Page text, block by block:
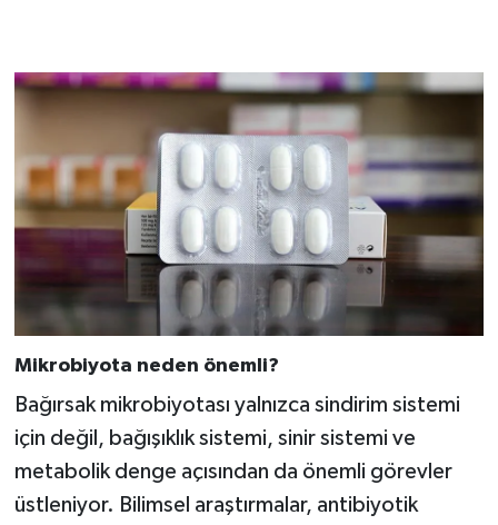
Mikrobiyota neden önemli?
Bağırsak mikrobiyotası yalnızca sindirim sistemi
için değil, bağışıklık sistemi, sinir sistemi ve
metabolik denge açısından da önemli görevler
üstleniyor. Bilimsel araştırmalar, antibiyotik